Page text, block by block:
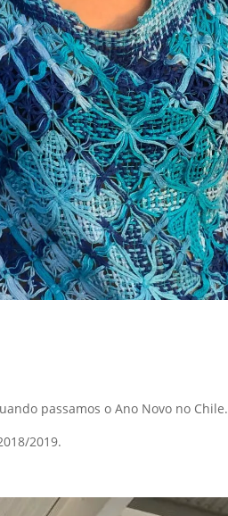
passamos o Ano Novo no Chile.
2019.